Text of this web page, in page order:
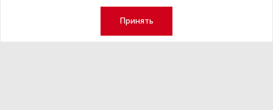
Принять